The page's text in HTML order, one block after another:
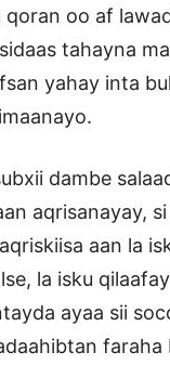
oo af
tahayna
yahay inta
dambe
aqrisanayay,
aan la
la isku
ayaa sii
faraha